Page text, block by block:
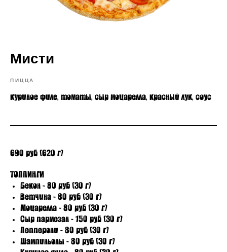
Мисти
ПИЦЦА
куриное филе, томаты, сыр моцарелла, красный лук, соус
690 руб (620 г)
ТОППИНГИ
Бекон - 80 руб (30 г)
Ветчина - 80 руб (30 г)
Моцарелла - 80 руб (30 г)
Сыр пармезан - 150 руб (30 г)
Пепперони - 80 руб (30 г)
Шампиньоны - 80 руб (30 г)